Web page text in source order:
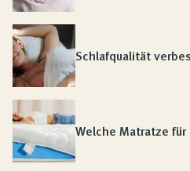
Schlafqualität
Welche Matratze für